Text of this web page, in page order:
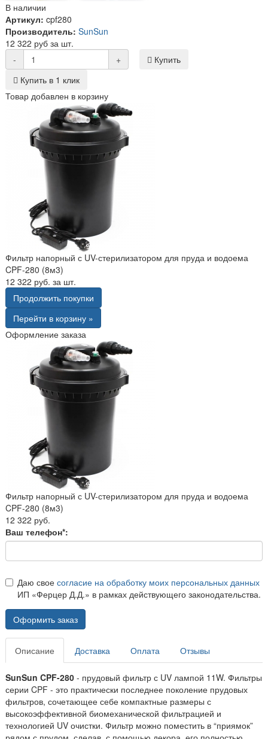
В наличии
Артикул: cpf280
Производитель: SunSun
12 322 руб за шт.
-
+
Купить
Купить в 1 клик
Товар добавлен в корзину
Фильтр напорный с UV-стерилизатором для пруда и водоема
CPF-280 (8м3)
12 322 руб. за шт.
Продолжить покупки
Перейти в корзину »
Оформление заказа
Фильтр напорный с UV-стерилизатором для пруда и водоема
CPF-280 (8м3)
12 322 руб.
Ваш телефон*:
Даю свое согласие на обработку моих персональных данных
ИП «Ферцер Д.Д.» в рамках действующего законодательства.
Оформить заказ
Описание Доставка Оплата Отзывы
SunSun CPF-280 - прудовый фильтр с UV лампой 11W. Фильтры
серии CPF - это практически последнее поколение прудовых
фильтров, сочетающее себе компактные размеры с
высокоэффективной биомеханической фильтрацией и
технологией UV очистки. Фильтр можно поместить в “приямок”